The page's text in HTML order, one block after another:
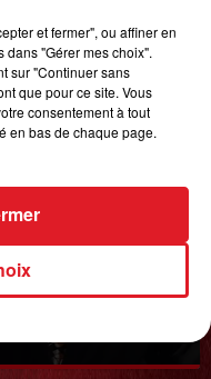
et fermer", ou affiner en
"Gérer mes choix".
sur "Continuer sans
que pour ce site. Vous
consentement à tout
en bas de chaque page.